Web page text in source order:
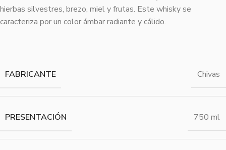
hierbas silvestres, brezo, miel y frutas. Este whisky se
caracteriza por un color ámbar radiante y cálido.
FABRICANTE Chivas
PRESENTACIÓN 750 ml